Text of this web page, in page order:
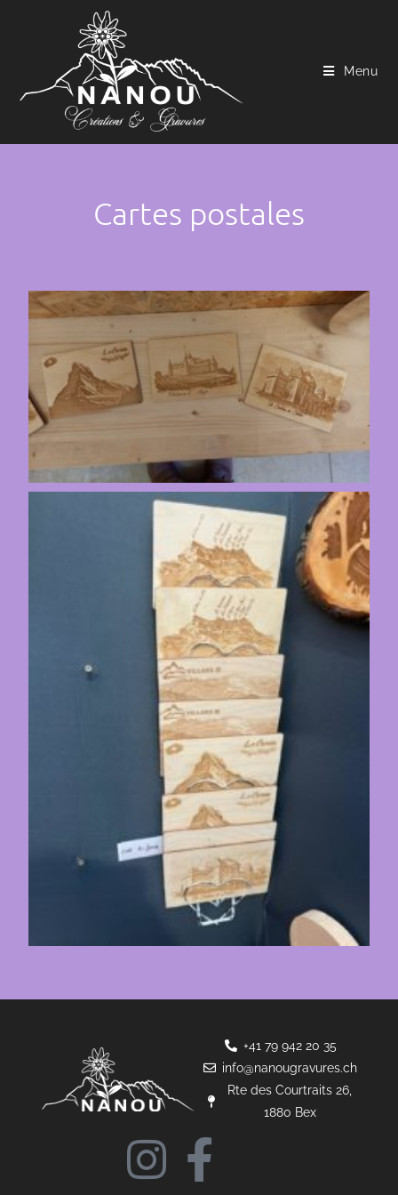
Menu
Cartes postales
+41 79 942 20 35
info@nanougravures.ch
Rte des Courtraits 26,
1880 Bex